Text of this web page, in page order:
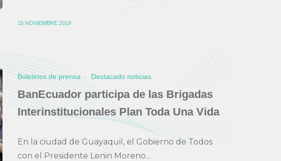
15 NOVIEMBRE 2019
Boletines de prensa· Destacado noticias
BanEcuador participa de las Brigadas
Interinstitucionales Plan Toda Una Vida
En la ciudad de Guayaquil, el Gobierno de Todos
con el Presidente Lenin Moreno...